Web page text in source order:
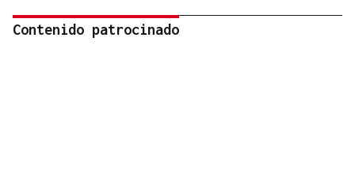
Contenido patrocinado